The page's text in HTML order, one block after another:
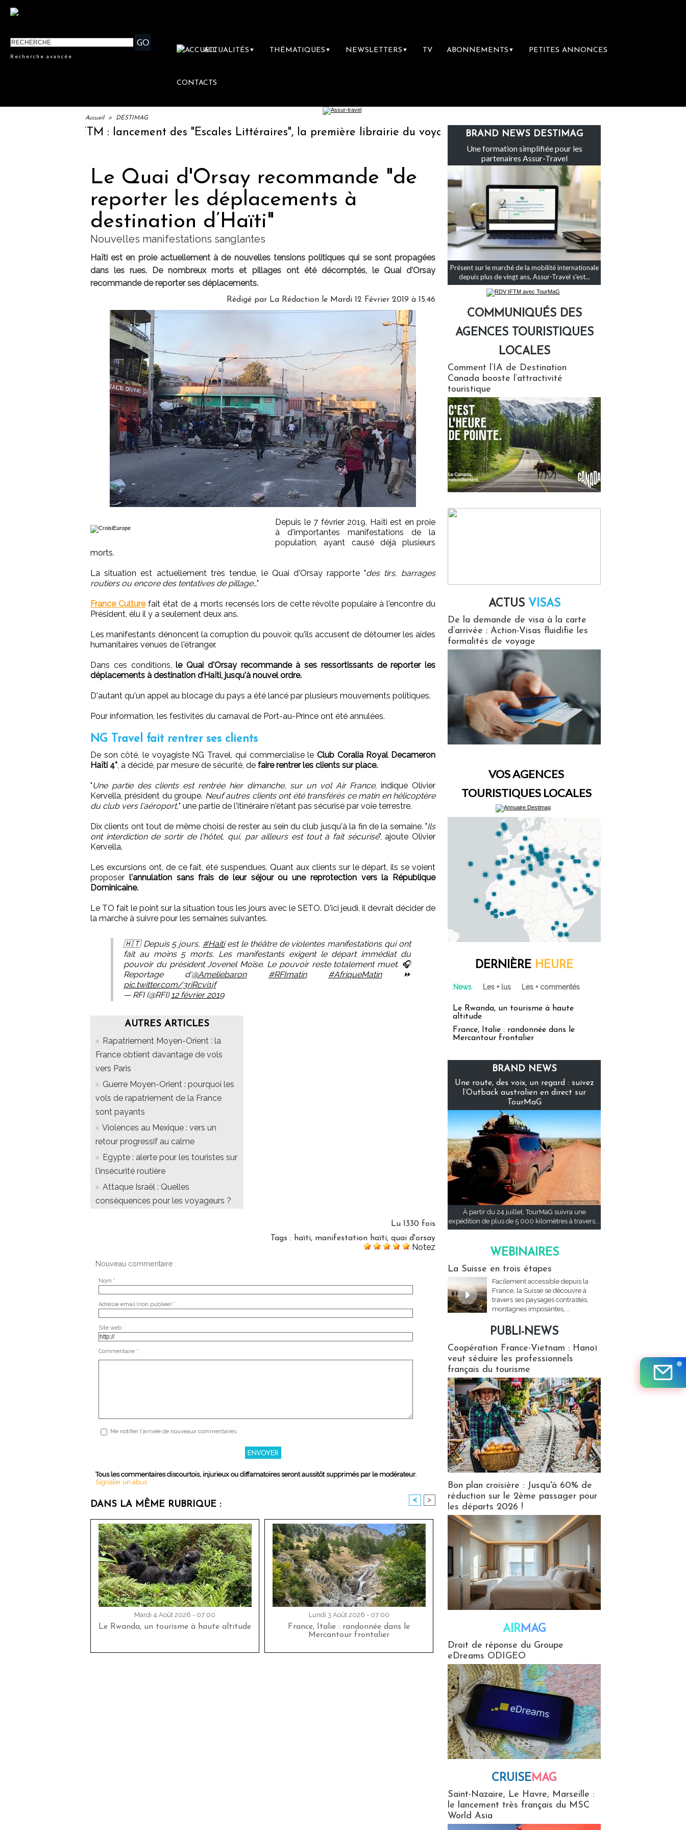
Recherche avancée
ACTUALITÉS ▼ THÉMATIQUES ▼ NEWSLETTERS ▼ TV ABONNEMENTS ▼ PETITES ANNONCES
CONTACTS
Accueil > DESTIMAG
IFTM : lancement des "Escales Littéraires", la première librairie du voyage Le groupe Sainte-Claire rachète Eden Tour
Le Quai d'Orsay recommande "de
reporter les déplacements à
destination d’Haïti"
Nouvelles manifestations sanglantes
Haïti est en proie actuellement à de nouvelles tensions politiques qui se sont propagées
dans les rues. De nombreux morts et pillages ont été décomptés, le Quai d'Orsay
recommande de reporter ses déplacements.
Rédigé par La Rédaction le Mardi 12 Février 2019 à 15:46
Depuis le 7 février 2019, Haïti est en proie
à d'importantes manifestations de la
population, ayant causé déjà plusieurs
morts.
La situation est actuellement très tendue, le Quai d'Orsay rapporte "des tirs, barrages
routiers ou encore des tentatives de pillage…"
France Culturefait état de 4 morts recensés lors de cette révolte populaire à l'encontre du
Président, élu il y a seulement deux ans.
Les manifestants dénoncent la corruption du pouvoir, qu'ils accusent de détourner les aides
humanitaires venues de l'étranger.
Dans ces conditions,le Quai d'Orsay recommande à ses ressortissants de reporter les
déplacements à destination d’Haïti, jusqu'à nouvel ordre.
D'autant qu'un appel au blocage du pays a été lancé par plusieurs mouvements politiques.
Pour information, les festivités du carnaval de Port-au-Prince ont été annulées.
NG Travel fait rentrer ses clients
De son côté, le voyagiste NG Travel, qui commercialise le Club Coralia Royal Decameron
Haïti 4*, a décidé, par mesure de sécurité, de faire rentrer les clients sur place.
"Une partie des clients est rentrée hier dimanche, sur un vol Air France, indique Olivier
Kervella, président du groupe. Neuf autres clients ont été transférés ce matin en hélicoptère
du club vers l'aéroport," une partie de l'itinéraire n'étant pas sécurisé par voie terrestre.
Dix clients ont tout de même choisi de rester au sein du club jusqu'à la fin de la semaine. "Ils
ont interdiction de sortir de l'hôtel, qui, par ailleurs est tout à fait sécurisé", ajoute Olivier
Kervella.
Les excursions ont, de ce fait, été suspendues. Quant aux clients sur le départ, ils se voient
proposer l'annulation sans frais de leur séjour ou une reprotection vers la République
Dominicaine.
Le TO fait le point sur la situation tous les jours avec le SETO. D'ici jeudi, il devrait décider de
la marche à suivre pour les semaines suivantes.
🇭🇹 Depuis 5 jours, #Haitiest le théâtre de violentes manifestations qui ont
fait au moins 5 morts. Les manifestants exigent le départ immédiat du
pouvoir du président Jovenel Moïse. Le pouvoir reste totalement muet. 🎧
Reportage d'@Ameliebaron #RFImatin #AfriqueMatin⏩
pic.twitter.com/3riRcvi1jf
— RFI (@RFI)12 février 2019
AUTRES ARTICLES
Rapatriement Moyen-Orient : la
France obtient davantage de vols
vers Paris
Guerre Moyen-Orient : pourquoi les
vols de rapatriement de la France
sont payants
Violences au Mexique : vers un
retour progressif au calme
Egypte : alerte pour les touristes sur
l'insécurité routière
Attaque Israël : Quelles
conséquences pour les voyageurs ?
Lu 1330 fois
Tags : haïti, manifestation haïti, quai d'orsay
Notez
Nouveau commentaire :
Nom * :
Adresse email (non publiée) * :
Site web :
Commentaire * :
Me notifier l'arrivée de nouveaux commentaires
Tous les commentaires discourtois, injurieux ou diffamatoires seront aussitôt supprimés par le modérateur.
Signaler un abus
DANS LA MÊME RUBRIQUE : < >
Mardi 4 Août 2026 - 07:00
Le Rwanda, un tourisme à haute altitude
Lundi 3 Août 2026 - 07:00
France, Italie : randonnée dans le
Mercantour frontalier
BRAND NEWS DESTIMAG
Une formation simplifiée pour les
partenaires Assur-Travel
Présent sur le marché de la mobilité internationale
depuis plus de vingt ans, Assur-Travel s'est...
COMMUNIQUÉS DES
AGENCES TOURISTIQUES
LOCALES
Comment l’IA de Destination
Canada booste l’attractivité
touristique
ACTUS VISAS
De la demande de visa à la carte
d’arrivée : Action-Visas fluidifie les
formalités de voyage
VOS AGENCES
TOURISTIQUES LOCALES
DERNIÈRE HEURE
News Les + lus Les + commentés
Le Rwanda, un tourisme à haute
altitude
France, Italie : randonnée dans le
Mercantour frontalier
BRAND NEWS
Une route, des voix, un regard : suivez
l’Outback australien en direct sur
TourMaG
À partir du 24 juillet, TourMaG suivra une
expédition de plus de 5 000 kilomètres à travers...
WEBINAIRES
La Suisse en trois étapes
Facilement accessible depuis la
France, la Suisse se découvre à
travers ses paysages contrastés,
montagnes imposantes,...
PUBLI-NEWS
Coopération France-Vietnam : Hanoï
veut séduire les professionnels
français du tourisme
Bon plan croisière : Jusqu'à 60% de
réduction sur le 2ème passager pour
les départs 2026 !
AIRMAG
Droit de réponse du Groupe
eDreams ODIGEO
CRUISEMAG
Saint-Nazaire, Le Havre, Marseille :
le lancement très français du MSC
World Asia